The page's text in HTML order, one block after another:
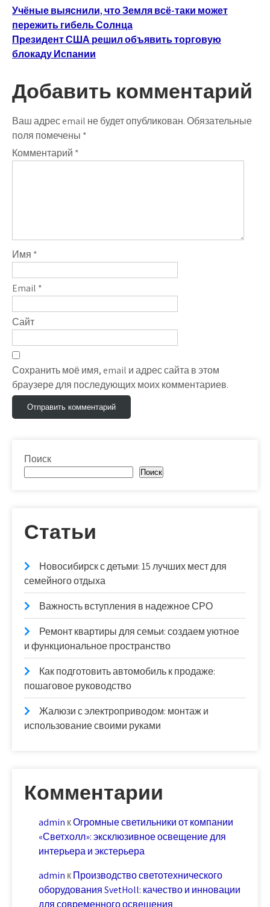
Навигация
по
записям
Учёные выяснили, что Земля всё-таки может
пережить гибель Солнца
Президент США решил объявить торговую
блокаду Испании
Добавить комментарий
Ваш адрес email не будет опубликован.Обязательные
поля помечены *
Комментарий *
Имя *
Email *
Сайт
Сохранить моё имя, email и адрес сайта в этом
браузере для последующих моих комментариев.
Поиск
Поиск
Статьи
Новосибирск с детьми: 15 лучших мест для
семейного отдыха
Важность вступления в надежное СРО
Ремонт квартиры для семьи: создаем уютное
и функциональное пространство
Как подготовить автомобиль к продаже:
пошаговое руководство
Жалюзи с электроприводом: монтаж и
использование своими руками
Комментарии
admin кОгромные светильники от компании
«Светхолл»: эксклюзивное освещение для
интерьера и экстерьера
admin кПроизводство светотехнического
оборудования SvetHoll: качество и инновации
для современного освещения